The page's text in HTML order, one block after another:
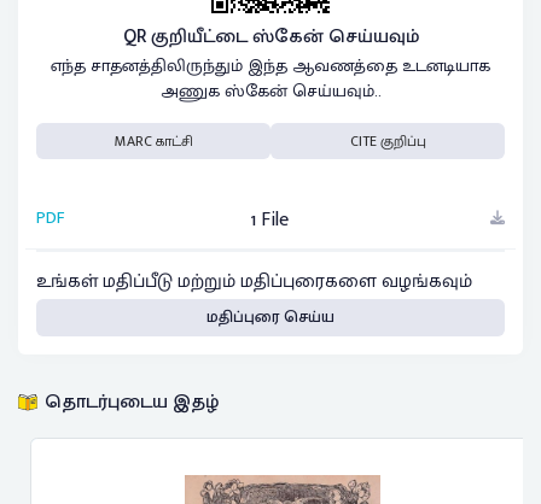
QR குறியீட்டை ஸ்கேன் செய்யவும்
எந்த சாதனத்திலிருந்தும் இந்த ஆவணத்தை உடனடியாக
அணுக ஸ்கேன் செய்யவும்..
MARC காட்சி CITE குறிப்பு
PDF
1 File
உங்கள் மதிப்பீடு மற்றும் மதிப்புரைகளை வழங்கவும்
மதிப்புரை செய்ய
தொடர்புடைய இதழ்